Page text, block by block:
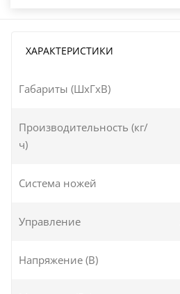
ХАРАКТЕРИСТИКИ
Габариты (ШxГxВ)
Производительность (кг/
ч)
Система ножей
Управление
Напряжение (В)